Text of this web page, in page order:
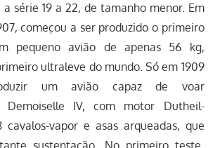
a série 19 a 22, de tamanho menor. Em
começou a ser produzido o primeiro
pequeno avião de apenas 56 kg,
ultraleve do mundo. Só em 1909
um avião capaz de voar
Demoiselle IV, com motor Dutheil-
cavalos-vapor e asas arqueadas, que